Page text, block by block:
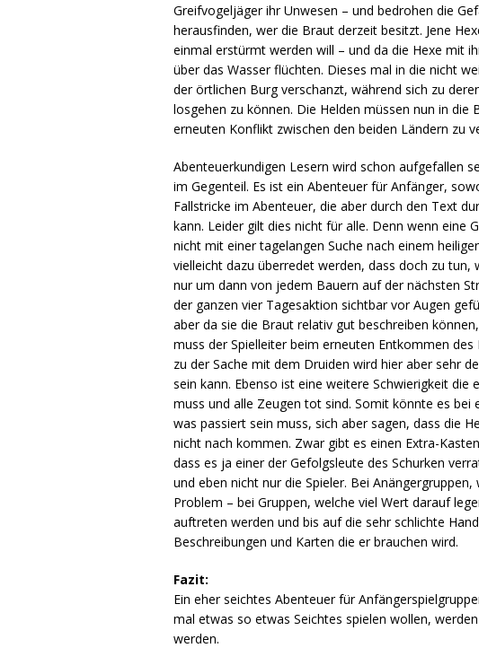
Greifvogeljäger ihr Unwesen – und bedrohen die
herausfinden, wer die Braut derzeit besitzt. Jene
einmal erstürmt werden will – und da die Hexe mit
über das Wasser flüchten. Dieses mal in die nicht
der örtlichen Burg verschanzt, während sich zu
losgehen zu können. Die Helden müssen nun in
erneuten Konflikt zwischen den beiden Ländern zu
Abenteuerkundigen Lesern wird schon aufgefallen
im Gegenteil. Es ist ein Abenteuer für Anfänger,
Fallstricke im Abenteuer, die aber durch den Text
kann. Leider gilt dies nicht für alle. Denn wenn eine
nicht mit einer tagelangen Suche nach einem
vielleicht dazu überredet werden, dass doch zu
nur um dann von jedem Bauern auf der nächsten
der ganzen vier Tagesaktion sichtbar vor Augen
aber da sie die Braut relativ gut beschreiben
muss der Spielleiter beim erneuten Entkommen
zu der Sache mit dem Druiden wird hier aber sehr
sein kann. Ebenso ist eine weitere Schwierigkeit
muss und alle Zeugen tot sind. Somit könnte es bei
was passiert sein muss, sich aber sagen, dass die
nicht nach kommen. Zwar gibt es einen Extra-
dass es ja einer der Gefolgsleute des Schurken
und eben nicht nur die Spieler. Bei
Problem – bei Gruppen, welche viel Wert darauf
auftreten werden und bis auf die sehr schlichte
Beschreibungen und Karten die er brauchen wird.
Fazit:
Ein eher seichtes Abenteuer für
mal etwas so etwas Seichtes spielen wollen,
werden.